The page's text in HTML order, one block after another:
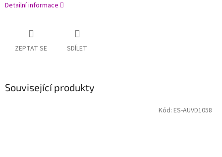
Detailní informace
ZEPTAT SE SDÍLET
Související produkty
Kód: ES-AUVD1058